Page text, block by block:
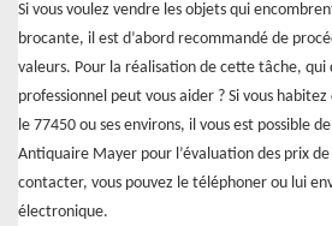
Si vous voulez vendre les objets qui
brocante, il est d’abord recommandé de
valeurs. Pour la réalisation de cette tâche, qui
professionnel peut vous aider ? Si vous
le 77450 ou ses environs, il vous est possible
Antiquaire Mayer pour l’évaluation des prix de
contacter, vous pouvez le téléphoner ou lui
électronique.